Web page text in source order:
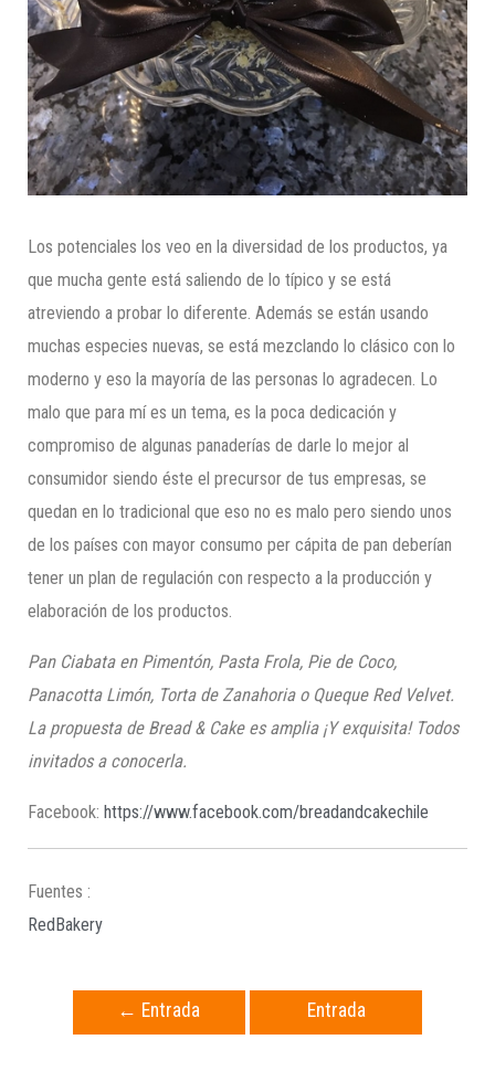
Los potenciales los veo en la diversidad de los productos, ya
que mucha gente está saliendo de lo típico y se está
atreviendo a probar lo diferente. Además se están usando
muchas especies nuevas, se está mezclando lo clásico con lo
moderno y eso la mayoría de las personas lo agradecen. Lo
malo que para mí es un tema, es la poca dedicación y
compromiso de algunas panaderías de darle lo mejor al
consumidor siendo éste el precursor de tus empresas, se
quedan en lo tradicional que eso no es malo pero siendo unos
de los países con mayor consumo per cápita de pan deberían
tener un plan de regulación con respecto a la producción y
elaboración de los productos.
Pan Ciabataen Pimentón, Pasta Frola, Pie de Coco,
PanacottaLimón, Torta de Zanahoria o Queque Red Velvet.
La propuesta de Bread& Cakees amplia ¡Y exquisita! Todos
invitados a conocerla.
Facebook: https://www.facebook.com/breadandcakechile
Fuentes :
RedBakery
← Entrada
Entrada